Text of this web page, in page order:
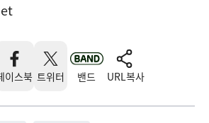
이스북 트위터 밴드 URL복사